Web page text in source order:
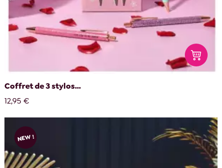
Coffret de 3 stylos...
12,95 €
NEW !